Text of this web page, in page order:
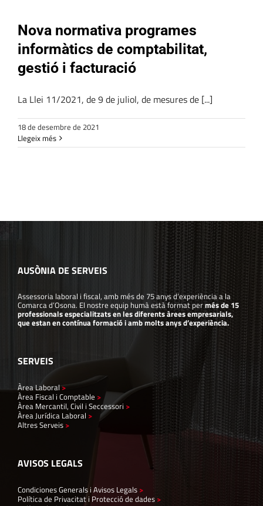
Nova normativa programes
informàtics de comptabilitat,
gestió i facturació
La Llei 11/2021, de 9 de juliol, de mesures de [...]
18 de desembre de 2021
Llegeix més
AUSÒNIA DE SERVEIS
Assessoria laboral i fiscal, amb més de 75 anys d’experiència a la
Comarca d’Osona. El nostre equip humà està format permés de 15
professionals especialitzats en les diferents àrees empresarials,
que estan en contínua formació i amb molts anys d’experiència.
SERVEIS
Àrea Laboral>
Àrea Fiscal i Comptable >
Àrea Mercantil, Civil i Seccessori >
Àrea Jurídica Laboral >
Altres Serveis>
AVISOS LEGALS
Condiciones Generals i Avisos Legals >
Política de Privacitat i Protecció de dades >